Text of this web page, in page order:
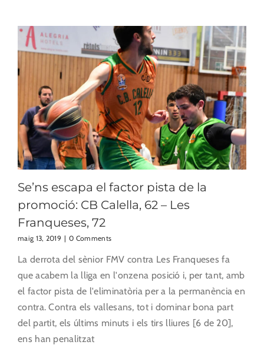
Se’ns escapa el factor pista de la
promoció: CB Calella, 62 – Les
Franqueses, 72
maig 13, 2019 | 0 Comments
La derrota del sènior FMV contra Les Franqueses fa
que acabem la lliga en l'onzena posició i, per tant, amb
el factor pista de l'eliminatòria per a la permanència en
contra. Contra els vallesans, tot i dominar bona part
del partit, els últims minuts i els tirs lliures [6 de 20],
ens han penalitzat